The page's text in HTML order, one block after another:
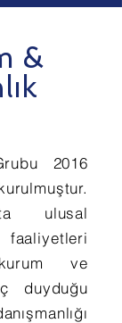
&
2016
ulusal
ve
duyduğu